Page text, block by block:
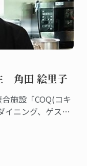
角田 絵里子
施設「COQ(コキ
イニング、ゲスト
とのコラボレー